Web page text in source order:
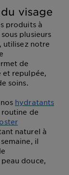
visage
produits à
plusieurs
utilisez notre
de
repulpée,
soins.
hydratants
routine de
naturel à
il
douce,